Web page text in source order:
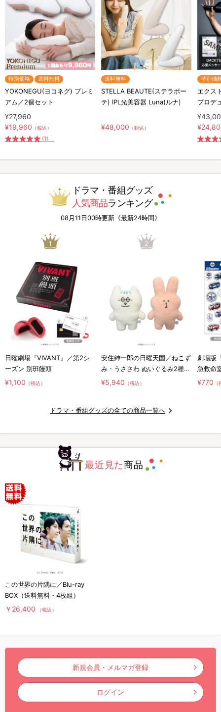
特別価格 送料無料
YOKONEGU(ヨコネグ) プレミ
アム／2個セット
¥27,960
¥19,960 （税込）
(1)
送料無料
STELLA BEAUTE(ステラボー
テ) IPL光美容器 Luna(ルナ)
¥48,000 （税込）
特別価
エクス
プロデ
ドラマ・番組グッズ
人気商品ランキング
08月11日00時更新《最新24時間》
1
日曜劇場『VIVANT』／第2シ
ーズン 別班饅頭
¥1,100 （税込）
2
安住紳一郎の日曜天国／ねこず
み・うささわ ぬいぐるみ2種セ
ット
¥5,940 （税込）
劇場版
急救命
／ジェ
¥770
ドラマ・番組グッズの全ての商品一覧へ
最近見た商品
この世界の片隅に／Blu-ray
BOX（送料無料・4枚組）
￥26,400 （税込）
新規会員・メルマガ登録
ログイン